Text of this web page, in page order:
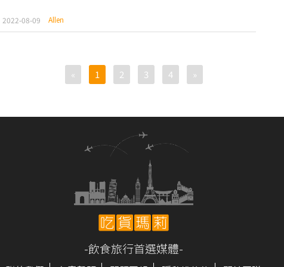
2022-08-09 Allen
« 1 2 3 4 »
-飲食旅行首選媒體-